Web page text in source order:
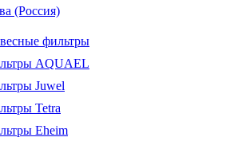
(Россия)
фильтры
AQUAEL
Juwel
Tetra
Eheim